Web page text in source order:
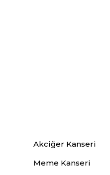
Akciğer Kanseri
Meme Kanseri